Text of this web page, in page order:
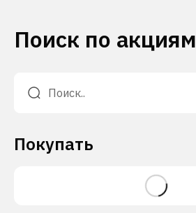
Поиск по акциям
Покупать